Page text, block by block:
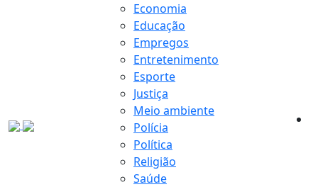
Economia
Educação
Empregos
Entretenimento
Esporte
Justiça
Meio ambiente
Polícia
Política
Religião
Saúde